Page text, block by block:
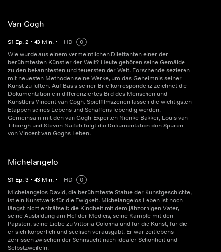
Van Gogh
S1 Ep.2 • 43 Min. • HD
0
Wie wurde aus einem vermeintlichen Dilettanten einer der
berühmtesten Künstler der Welt? Heute gehören seine Gemälde
zu den bekanntesten und teuersten der Welt. Forschende sezieren
mit neuesten Methoden seine Werke, um das Geheimnis seiner
Kunst zu lüften. Auf Basis seiner Briefkorrespondenz zeichnet die
Dokumentation ein differenziertes Bild des Menschen und
Künstlers Vincent van Gogh. Spielfilmszenen lassen die wichtigsten
Etappen seines Lebens und Schaffens lebendig werden.
Gemeinsam mit den van Gogh-Experten Nienke Bakker, Louis van
Tilborgh und Steven Naifeh folgt die Dokumentation den Spuren
von Vincent van Goghs Leben.
Michelangelo
S1 Ep.3 • 43 Min. • HD
0
Michelangelos David, die berühmteste Statue der Kunstgeschichte,
ist ein Kunstwerk für die Ewigkeit. Michelangelos Leben ist noch
längst nicht enträtselt: die Kindheit mit dem jähzornigen Vater,
seine Ausbildung am Hof der Medicis, seine Kämpfe mit den
Päpsten, seine Liebe zu Vittoria Colonna und für die Kunst, für die
er sich körperlich und seelisch verausgabt. Er war zeitlebens
zerrissen zwischen der Sehnsucht nach idealer Schönheit und
Selbstzweifeln.